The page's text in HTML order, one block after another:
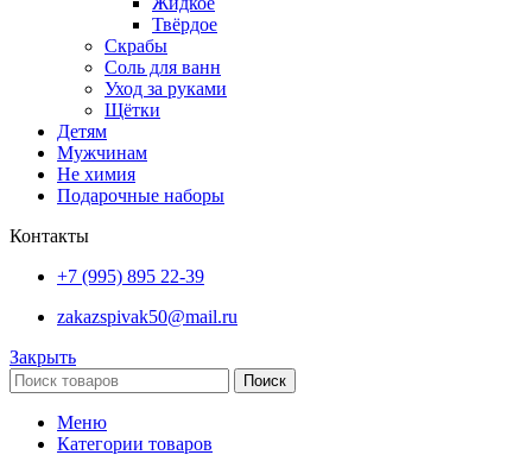
Твёрдое
Скрабы
Соль для ванн
Уход за руками
Щётки
Детям
Мужчинам
Не химия
Подарочные наборы
Контакты
+7 (995) 895 22-39
zakazspivak50@mail.ru
Закрыть
Поиск
Меню
Категории товаров